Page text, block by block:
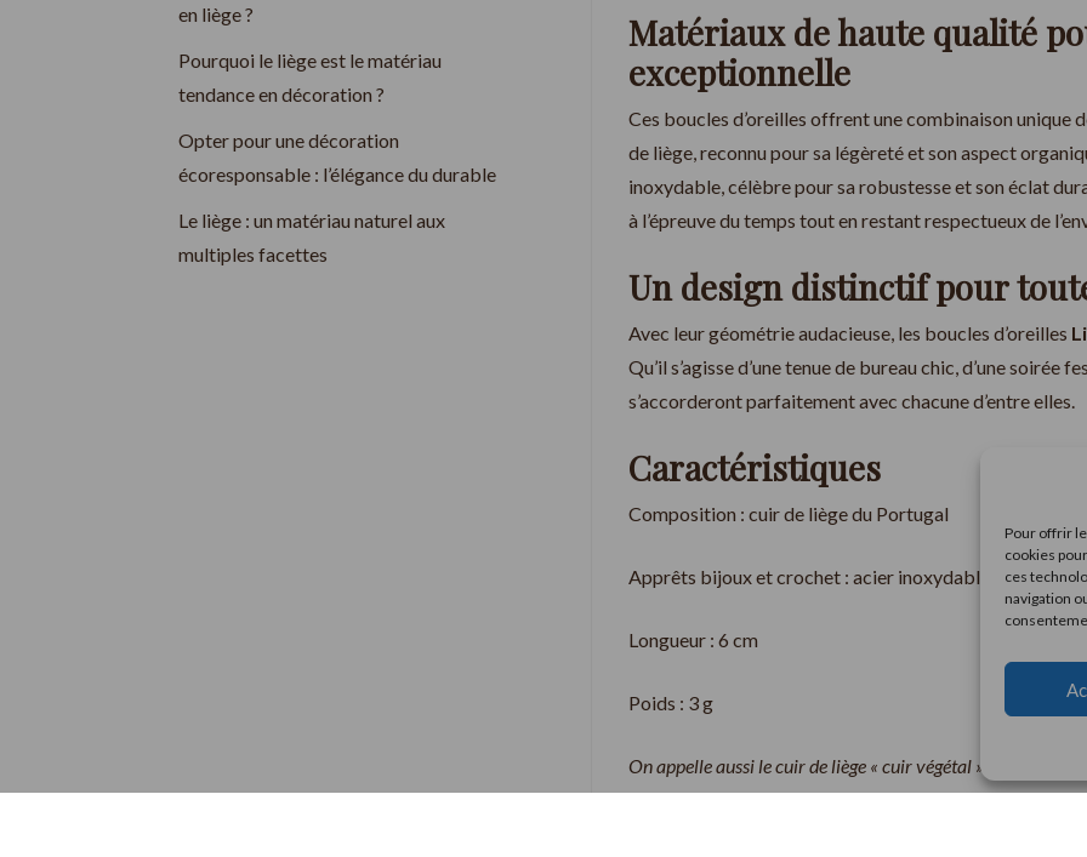
Pour offrir
cookies
ces
navigation
Matériaux de haute qualité
exceptionnelle
Ces boucles d’oreilles offrent une combinaison unique
de liège, reconnu pour sa légèreté et son aspect
inoxydable, célèbre pour sa robustesse et son éclat
à l’épreuve du temps tout en restant respectueux de
Un design distinctif pour
Avec leur géométrie audacieuse, les boucles d’oreilles
Qu’il s’agisse d’une tenue de bureau chic, d’une soirée
s’accorderont parfaitement avec chacune d’entre elles.
Caractéristiques
Composition : cuir de liège du Portugal
Apprêts bijoux et crochet : acier inoxydable
Longueur : 6 cm
Poids : 3 g
On appelle aussi le cuir de liège « cuir végétal » ou « tissu de
recyclable et respectueuse de l’environnement, car on le
en liège ?
Pourquoi le liège est le matériau
tendance en décoration ?
Opter pour une décoration
écoresponsable : l’élégance du durable
Le liège : un matériau naturel aux
multiples facettes